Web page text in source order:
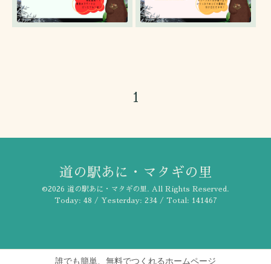
1
道の駅あに・マタギの里
©2026 道の駅あに・マタギの里. All Rights Reserved.
Today: 48 / Yesterday: 234/ Total: 141467
誰でも簡単、無料でつくれるホームページ